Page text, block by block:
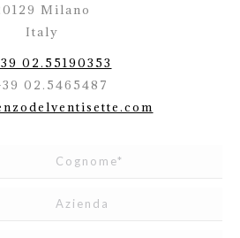
Milano
Italy
02.55190353
02.5465487